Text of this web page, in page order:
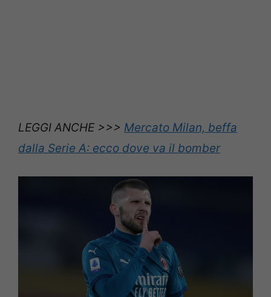
LEGGI ANCHE >>> Mercato Milan, beffa
dalla Serie A: ecco dove va il bomber